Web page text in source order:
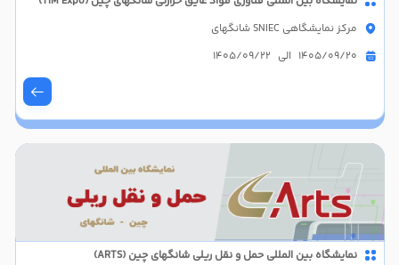
مرکز نمایشگاهی SNIEC شانگهای
1405/09/20 الی 1405/09/22
نمایشگاه بین المللی حمل و نقل ریلی شانگهای چین (ARTS)